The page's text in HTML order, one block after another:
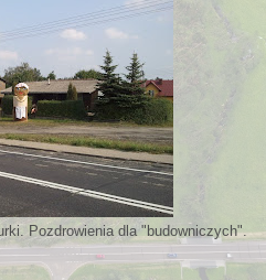
Pozdrowienia dla "budowniczych".